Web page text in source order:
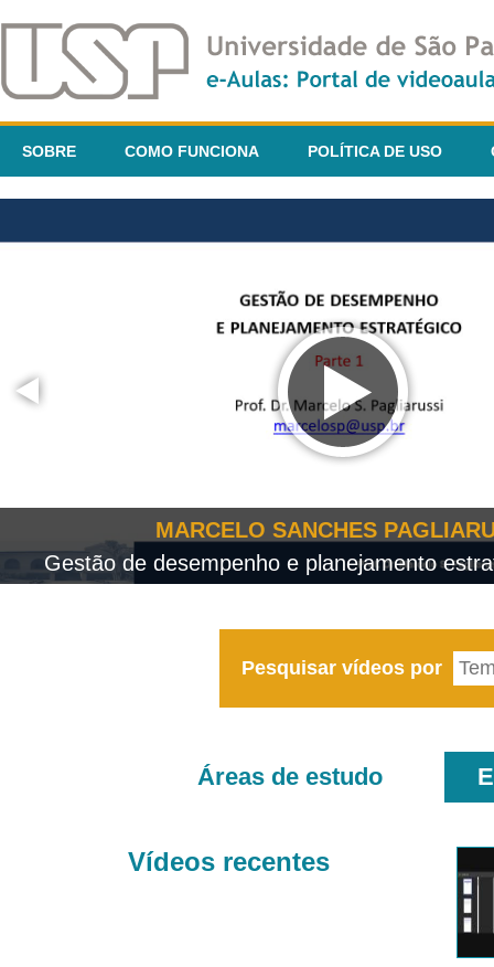
SOBRE COMO FUNCIONA POLÍTICA DE USO
MARCELO SANCHES
Gestão de desempenho e planejamento
Pesquisar vídeos por
Áreas de estudo
Vídeos recentes